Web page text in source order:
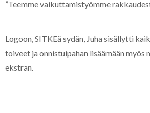
”Teemme vaikuttamistyömme
Logoon, SITKEä sydän, Juha sisällytti
toiveet ja onnistuipahan lisäämään myös
ekstran.